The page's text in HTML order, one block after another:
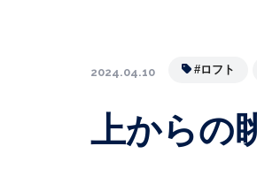
2024.04.10 #ロフト
上からの